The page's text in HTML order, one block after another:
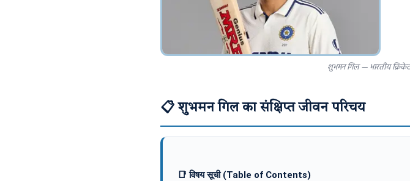
शुभमन गिल — भारतीय
📋 शुभमन गिल का संक्षिप्त जीवन परिचय
📑 विषय सूची (Table of Contents)